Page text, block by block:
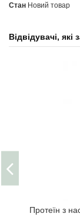
Стан Новий товар
Відвідувачі,
Протеїн з